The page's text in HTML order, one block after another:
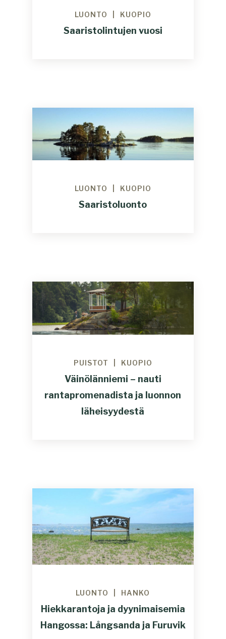
LUONTO KUOPIO
Saaristolintujen vuosi
LUONTO KUOPIO
Saaristoluonto
PUISTOT KUOPIO
Väinölänniemi – nauti
rantapromenadista ja luonnon
läheisyydestä
LUONTO HANKO
Hiekkarantoja ja dyynimaisemia
Hangossa: Långsanda ja Furuvik